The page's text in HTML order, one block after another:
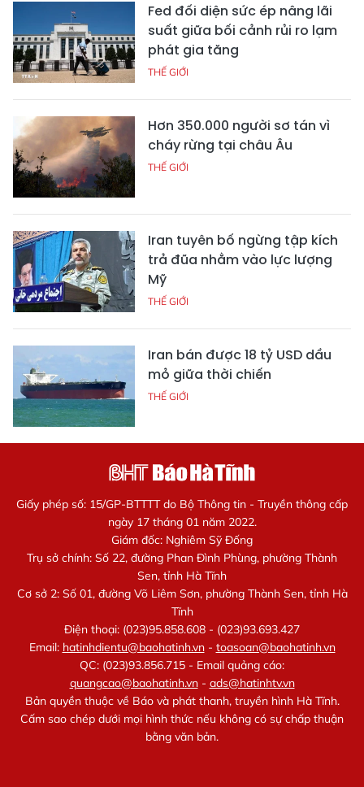
Fed đối diện sức ép nâng lãi
suất giữa bối cảnh rủi ro lạm
phát gia tăng
THẾ GIỚI
Hơn 350.000 người sơ tán vì
cháy rừng tại châu Âu
THẾ GIỚI
Iran tuyên bố ngừng tập kích
trả đũa nhằm vào lực lượng
Mỹ
THẾ GIỚI
Iran bán được 18 tỷ USD dầu
mỏ giữa thời chiến
THẾ GIỚI
Giấy phép số: 15/GP-BTTTT do Bộ Thông tin - Truyền thông cấp
ngày 17 tháng 01 năm 2022.
Giám đốc: Nghiêm Sỹ Đống
Trụ sở chính: Số 22, đường Phan Đình Phùng, phường Thành
Sen, tỉnh Hà Tĩnh
Cơ sở 2: Số 01, đường Võ Liêm Sơn, phường Thành Sen, tỉnh Hà
Tĩnh
Điện thoại: (023)95.858.608 - (023)93.693.427
Email: hatinhdientu@baohatinh.vn- toasoan@baohatinh.vn
QC: (023)93.856.715 - Email quảng cáo:
quangcao@baohatinh.vn- ads@hatinhtv.vn
Bản quyền thuộc về Báo và phát thanh, truyền hình Hà Tĩnh.
Cấm sao chép dưới mọi hình thức nếu không có sự chấp thuận
bằng văn bản.